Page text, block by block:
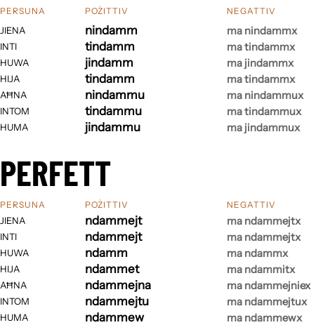
PERSUNA
JIENA
INTI
HUWA
HIJA
AĦNA
INTOM
HUMA
POŻITTIV
nindamm
tindamm
jindamm
tindamm
nindammu
tindammu
jindammu
NEGATTIV
ma nindammx
ma tindammx
ma jindammx
ma tindammx
ma nindammux
ma tindammux
ma jindammux
PERFETT
PERSUNA
JIENA
INTI
HUWA
HIJA
AĦNA
INTOM
HUMA
POŻITTIV
ndammejt
ndammejt
ndamm
ndammet
ndammejna
ndammejtu
ndammew
NEGATTIV
ma ndammejtx
ma ndammejtx
ma ndammx
ma ndammitx
ma ndammejniex
ma ndammejtux
ma ndammewx